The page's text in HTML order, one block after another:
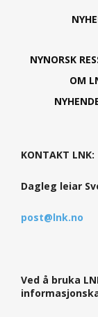
NYNORSK
OM
KONTAKT LNK:
Dagleg leiar
post@lnk.no
Ved å bruka